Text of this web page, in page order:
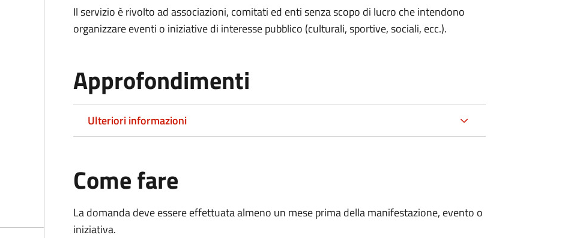
Il servizio è rivolto ad associazioni, comitati ed enti senza scopo di lucro che intendono
organizzare eventi o iniziative di interesse pubblico (culturali, sportive, sociali, ecc.).
Approfondimenti
Ulteriori informazioni
Come fare
La domanda deve essere effettuata almeno un mese prima della manifestazione, evento o
iniziativa.